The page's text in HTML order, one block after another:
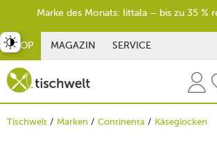
SHOP MAGAZIN SERVICE
Tischwelt Marken Continenta Käseglocken
umschalten
Marke des Monats: Iittala – bis zu 35 %